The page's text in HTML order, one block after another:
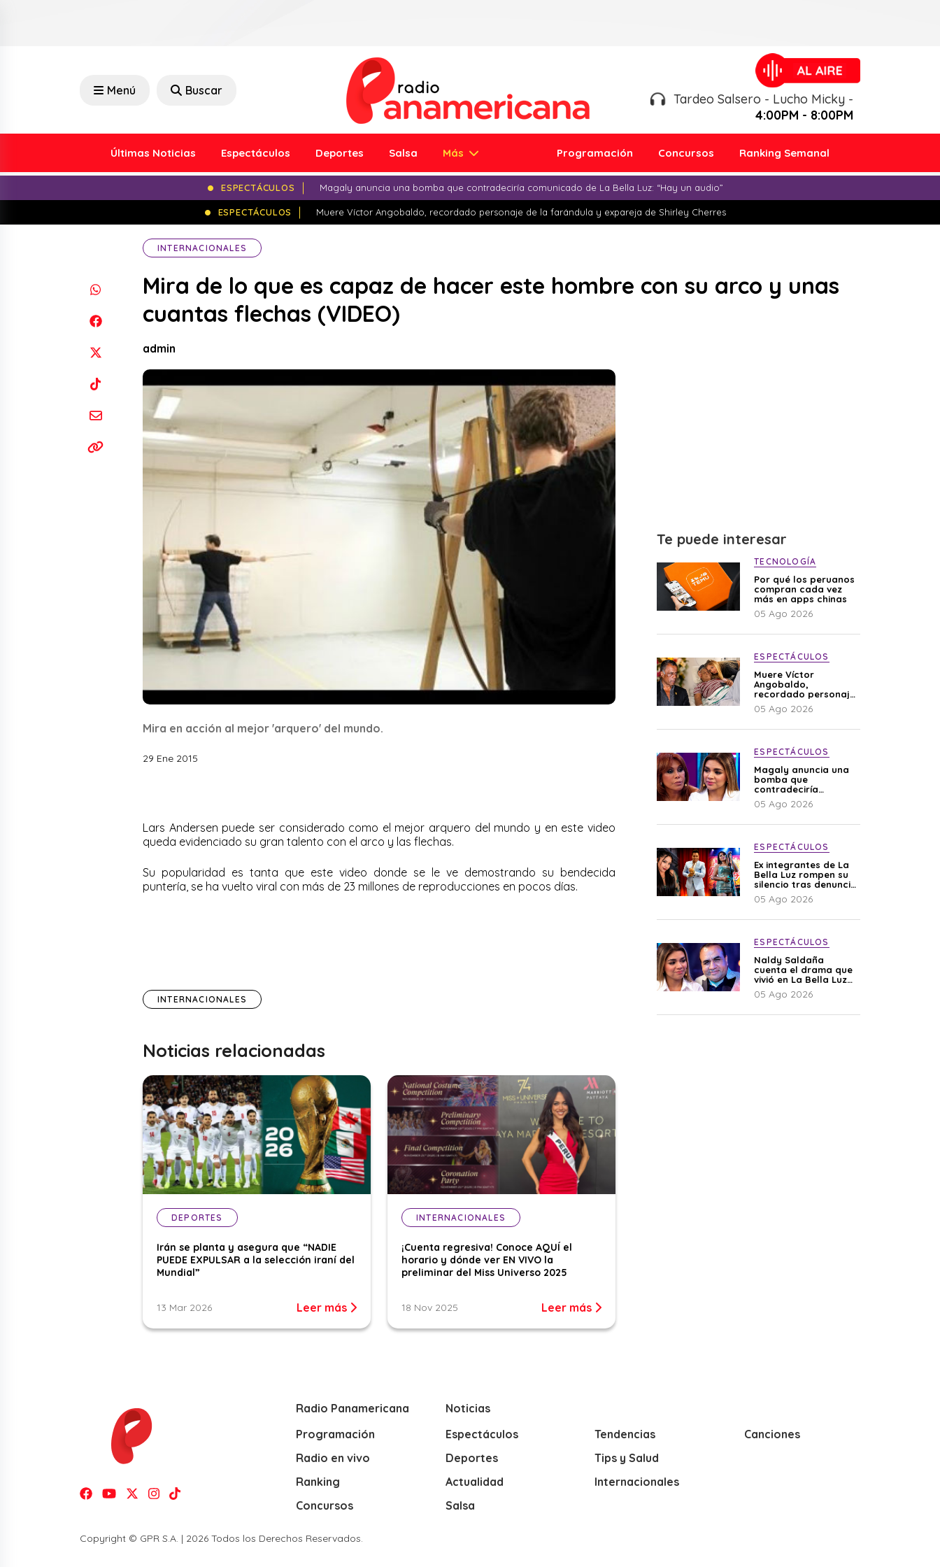
Menú Buscar
Tardeo Salsero - Lucho Micky -
4:00PM - 8:00PM
Últimas Noticias Espectáculos Deportes Salsa Más Programación Concursos Ranking Semanal
ESPECTÁCULOS Magaly anuncia una bomba que contradeciría comunicado de La Bella Luz: “Hay un audio”
ESPECTÁCULOS Muere Víctor Angobaldo, recordado personaje de la farándula y expareja de Shirley Cherres
INTERNACIONALES
Mira de lo que es capaz de hacer este hombre con su arco y unas
cuantas flechas (VIDEO)
admin
Mira en acción al mejor 'arquero' del mundo.
29 Ene 2015
Lars Andersen puede ser considerado como el mejor arquero del mundo y en este video
queda evidenciado su gran talento con el arco y las flechas.
Su popularidad es tanta que este video donde se le ve demostrando su bendecida
puntería, se ha vuelto viral con más de 23 millones de reproducciones en pocos días.
INTERNACIONALES
Noticias relacionadas
DEPORTES
Irán se planta y asegura que “NADIE
PUEDE EXPULSAR a la selección iraní del
Mundial”
13 Mar 2026 Leer más
INTERNACIONALES
¡Cuenta regresiva! Conoce AQUÍ el
horario y dónde ver EN VIVO la
preliminar del Miss Universo 2025
18 Nov 2025 Leer más
Te puede interesar
TECNOLOGÍA
Por qué los peruanos
compran cada vez
más en apps chinas
05 Ago 2026
ESPECTÁCULOS
Muere Víctor
Angobaldo,
recordado personaje
de la farándula y
expareja de Shirley
05 Ago 2026
ESPECTÁCULOS
Magaly anuncia una
bomba que
contradeciría
comunicado de La
Bella Luz: “Hay un
05 Ago 2026
ESPECTÁCULOS
Ex integrantes de La
Bella Luz rompen su
silencio tras denuncia
de Naldy: “Todo el
mundo lo sabía”
05 Ago 2026
ESPECTÁCULOS
Naldy Saldaña
cuenta el drama que
vivió en La Bella Luz
tras denuncia al
director musical: “No
05 Ago 2026
Radio Panamericana
Programación
Radio en vivo
Ranking
Concursos
Noticias
Espectáculos
Deportes
Actualidad
Salsa
Tendencias
Tips y Salud
Internacionales
Canciones
Copyright © GPR S.A. | 2026 Todos los Derechos Reservados.